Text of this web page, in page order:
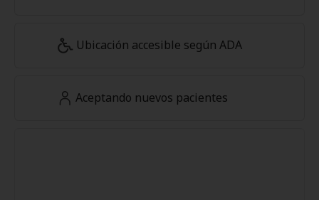
Ubicación accesible según ADA
Aceptando nuevos pacientes